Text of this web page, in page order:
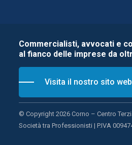
Commercialisti, avvocati e
al fianco delle imprese da
Visita il nostro sito web
© Copyright 2026 Corno – Centro
Società tra Professionisti | P.IVA